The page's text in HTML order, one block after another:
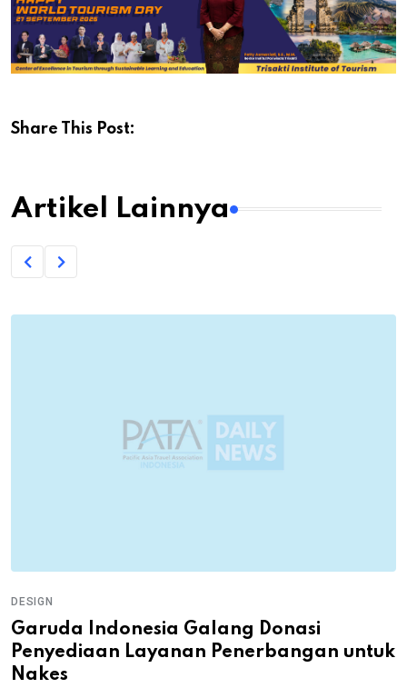
Share This Post:
Artikel Lainnya
DESIGN
Garuda Indonesia Galang Donasi
Penyediaan Layanan Penerbangan untuk
Nakes